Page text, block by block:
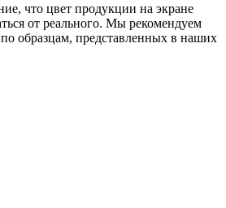
что цвет продукции на экране
от реального. Мы рекомендуем
образцам, представленных в наших